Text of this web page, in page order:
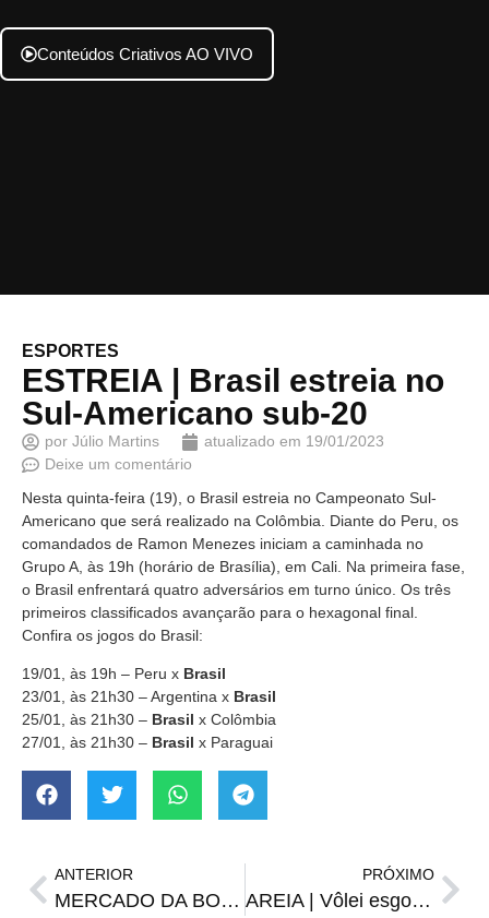
Conteúdos Criativos AO VIVO
ESPORTES
ESTREIA | Brasil estreia no
Sul-Americano sub-20
por Júlio Martins atualizado em 19/01/2023
Deixe um comentário
Nesta quinta-feira (19), o Brasil estreia no Campeonato Sul-
Americano que será realizado na Colômbia. Diante do Peru, os
comandados de Ramon Menezes iniciam a caminhada no
Grupo A, às 19h (horário de Brasília), em Cali. Na primeira fase,
o Brasil enfrentará quatro adversários em turno único. Os três
primeiros classificados avançarão para o hexagonal final.
Confira os jogos do Brasil:
19/01, às 19h – Peru x Brasil
23/01, às 21h30 – Argentina x Brasil
25/01, às 21h30 – Brasil x Colômbia
27/01, às 21h30 – Brasil x Paraguai
ANTERIOR
MERCADO DA BOLA | Inter desiste de Cuéllar e tenta negócio por Borré
PRÓXIMO
AREIA | Vôlei esgota vagas, mas Futevôlei ainda tem inscrições abertas